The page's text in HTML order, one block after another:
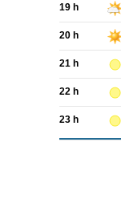
19 h
20 h
21 h
22 h
23 h